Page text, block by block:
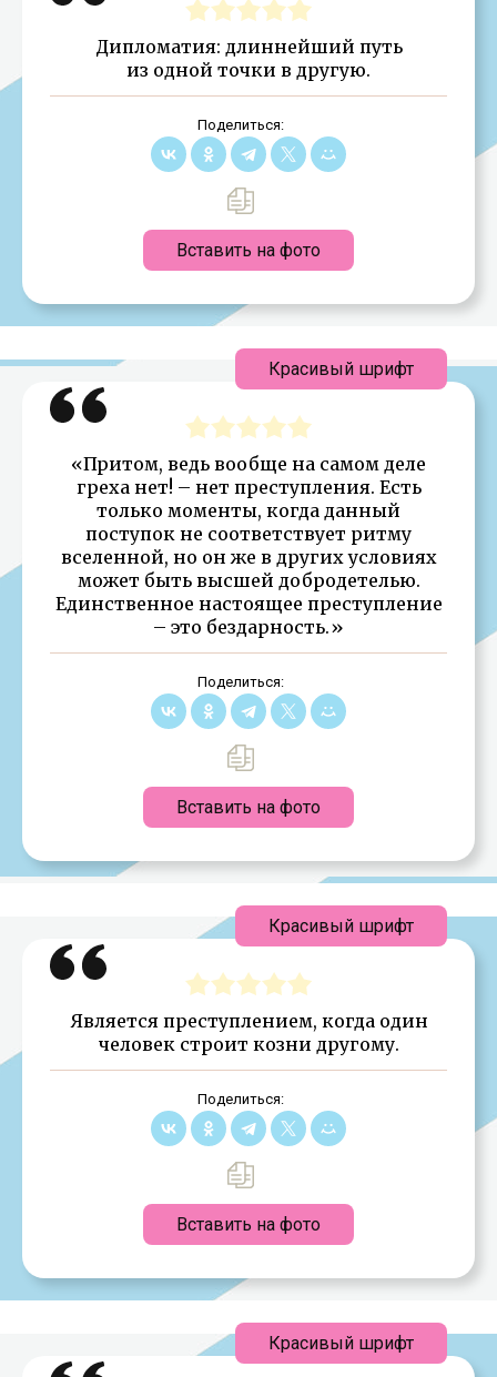
Дипломатия: длиннейший путь
из одной точки в другую.
Поделиться:
Вставить на фото
«Притом, ведь вообще на самом деле
греха нет! – нет преступления. Есть
только моменты, когда данный
поступок не соответствует ритму
вселенной, но он же в других условиях
может быть высшей добродетелью.
Единственное настоящее преступление
– это бездарность.»
Поделиться:
Вставить на фото
Красивый шрифт
Является преступлением, когда один
человек строит козни другому.
Поделиться:
Вставить на фото
Красивый шрифт
Красивый шрифт